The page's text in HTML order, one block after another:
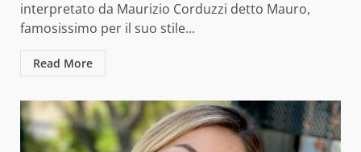
interpretato da Maurizio Corduzzi detto Mauro,
famosissimo per il suo stile...
Read More